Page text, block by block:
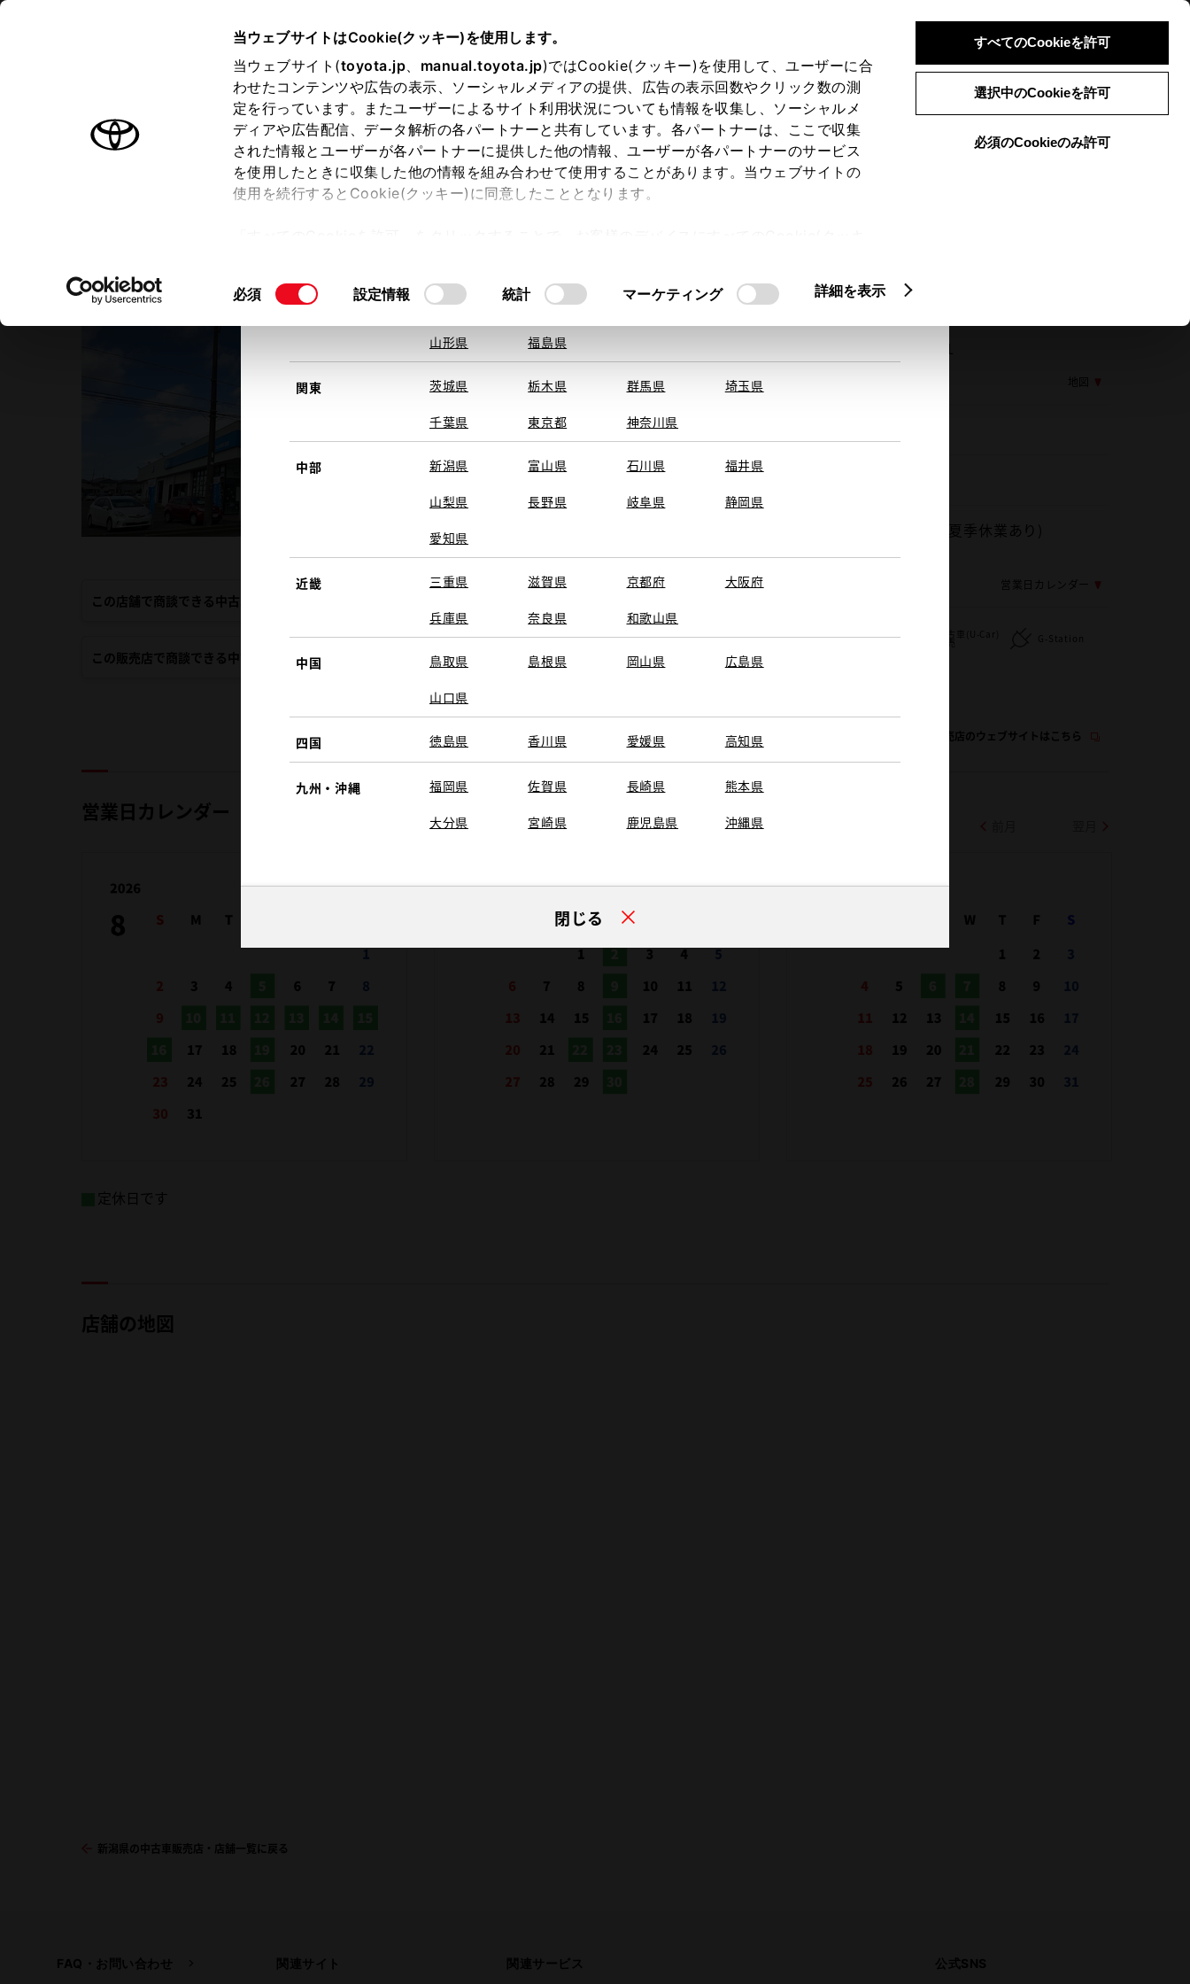
当ウェブサイトはCookie(クッキー)を使用します。
当ウェブサイト(toyota.jp、 manual.toyota.jp)ではCookie(クッキー)を使用して、ユーザーに合
わせたコンテンツや広告の表示、ソーシャルメディアの提供、広告の表示回数やクリック数の測
定を行っています。またユーザーによるサイト利用状況についても情報を収集し、ソーシャルメ
ディアや広告配信、データ解析の各パートナーと共有しています。各パートナーは、ここで収集
された情報とユーザーが各パートナーに提供した他の情報、ユーザーが各パートナーのサービス
を使用したときに収集した他の情報を組み合わせて使用することがあります。当ウェブサイトの
使用を続行するとCookie(クッキー)に同意したこととなります。
て」をご覧ください。
同
必須 設定情報 統計 マーケティング 詳細を表示
すべてのCookieを許可
選択中のCookieを許可
必須のCookieのみ許可
ログイン 検索 メニュー
オーナーサポート トピックス
現在地を取得できませんでした。
該当する地域・都道府県をお選びください。
北海道 旭川 釧路 札幌
東北 青森県 岩手県 宮城県 秋田県
山形県 福島県
関東 茨城県 栃木県 群馬県 埼玉県
千葉県 東京都 神奈川県
中部 新潟県 富山県 石川県 福井県
山梨県 長野県 岐阜県 静岡県
愛知県
近畿 三重県 滋賀県 京都府 大阪府
兵庫県 奈良県 和歌山県
中国 鳥取県 島根県 岡山県 広島県
山口県
四国 徳島県 香川県 愛媛県 高知県
九州・沖縄 福岡県 佐賀県 長崎県 熊本県
大分県 宮崎県 鹿児島県 沖縄県
閉じる
トヨタ認定中古車 メニュー
トヨタ認定中古車の魅力 3つの買い方 オンライン購入 お気に入り
吉田店
この店舗で商談できる中古車
この販売店で商談できる中古車
電話
09:30～18:30
水曜定休 (年末年始休業・GW休業・夏季休業あり)
営業日カレンダー
施設情報・
サービス
ａｕ(携帯電話) ンテナンス取扱 中古車(U-Car) G-Station
この販売店のウェブサイトはこちら
営業日カレンダー
定休日です
店舗の地図
新潟県の中古車販売店・店舗一覧に戻る
FAQ・お問い合わせ 関連サイト 関連サービス 公式SNS